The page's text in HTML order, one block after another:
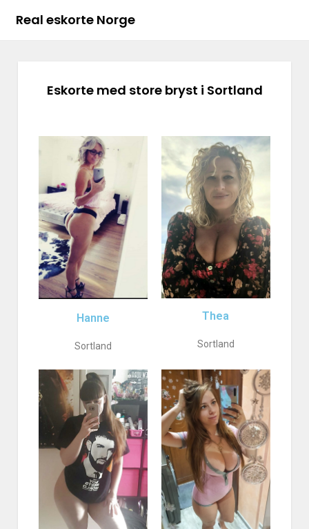
Real eskorte Norge
Eskorte med store bryst i Sortland
Hanne
Sortland
Thea
Sortland